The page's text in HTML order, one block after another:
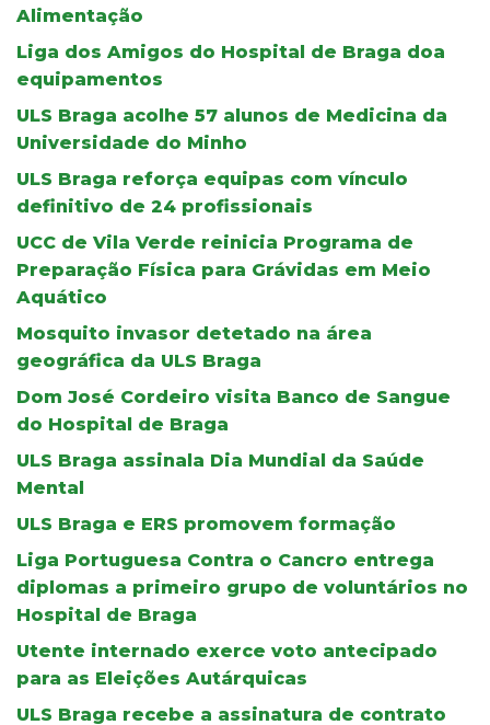
Alimentação
Liga dos Amigos do Hospital de Braga doa
equipamentos
ULS Braga acolhe 57 alunos de Medicina da
Universidade do Minho
ULS Braga reforça equipas com vínculo
definitivo de 24 profissionais
UCC de Vila Verde reinicia Programa de
Preparação Física para Grávidas em Meio
Aquático
Mosquito invasor detetado na área
geográfica da ULS Braga
Dom José Cordeiro visita Banco de Sangue
do Hospital de Braga
ULS Braga assinala Dia Mundial da Saúde
Mental
ULS Braga e ERS promovem formação
Liga Portuguesa Contra o Cancro entrega
diplomas a primeiro grupo de voluntários no
Hospital de Braga
Utente internado exerce voto antecipado
para as Eleições Autárquicas
ULS Braga recebe a assinatura de contrato